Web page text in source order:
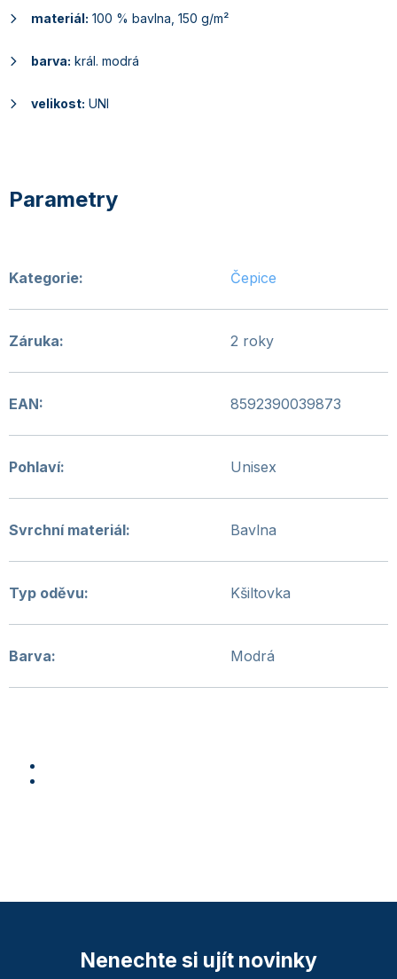
materiál: 100 % bavlna, 150 g/m²
barva: král. modrá
velikost: UNI
Kategorie: Čepice
Záruka: 2 roky
EAN: 8592390039873
Pohlaví: Unisex
Svrchní materiál: Bavlna
Typ oděvu: Kšiltovka
Barva: Modrá
Nenechte si ujít novinky